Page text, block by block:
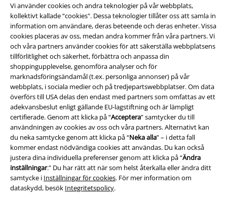
Vi använder cookies och andra teknologier på vår webbplats,
kollektivt kallade “cookies". Dessa teknologier tillåter oss att samla in
information om användare, deras beteende och deras enheter. Vissa
cookies placeras av oss, medan andra kommer från våra partners. Vi
och våra partners använder cookies för att säkerställa webbplatsens
tillförlitlighet och säkerhet, förbättra och anpassa din
shoppingupplevelse, genomföra analyser och för
marknadsföringsändamål (t.ex. personliga annonser) på vår
webbplats, i sociala medier och på tredjepartswebbplatser. Om data
överförs till USA delas den endast med partners som omfattas av ett
adekvansbeslut enligt gällande EU-lagstiftning och är lämpligt
certifierade. Genom att klicka på “Acceptera” samtycker du till
användningen av cookies av oss och våra partners. Alternativt kan
du neka samtycke genom att klicka på “Neka alla” – i detta fall
kommer endast nödvändiga cookies att användas. Du kan också
justera dina individuella preferenser genom att klicka på “Ändra
inställningar.” Du har rätt att när som helst återkalla eller ändra ditt
samtycke i Inställningar för cookies. För mer information om
dataskydd, besök Integritetspolicy.
Juridisk information/Villkor
Villkor
Om oss
Ladda ner villkoren
Avfallshantering och miljöskydd
Försäkran om överensstämmelse
Information om tillgänglighet